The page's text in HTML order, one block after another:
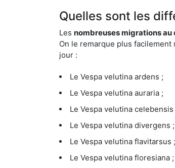
Quelles sont les
Les nombreuses migrations au
On le remarque plus
jour :
Le Vespa velutina ardens ;
Le Vespa velutina auraria ;
Le Vespa velutina celebensis
Le Vespa velutina divergens ;
Le Vespa velutina flavitarsus ;
Le Vespa velutina floresiana ;